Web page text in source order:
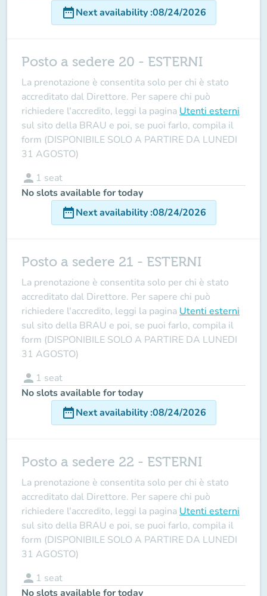
date_rangeNext availability:08/24/2026
Posto a sedere 20 - ESTERNI
La prenotazione è consentita solo per chi è stato
accreditato dal Direttore. Per sapere chi può
richiedere l'accredito, leggi la pagina Utenti esterni
sul sito della BRAU e poi, se puoi farlo, compila il
form (DISPONIBILE SOLO A PARTIRE DA LUNEDI
31 AGOSTO)
person 1 seat
No slots available for today
date_rangeNext availability:08/24/2026
Posto a sedere 21 - ESTERNI
La prenotazione è consentita solo per chi è stato
accreditato dal Direttore. Per sapere chi può
richiedere l'accredito, leggi la pagina Utenti esterni
sul sito della BRAU e poi, se puoi farlo, compila il
form (DISPONIBILE SOLO A PARTIRE DA LUNEDI
31 AGOSTO)
person 1 seat
No slots available for today
date_rangeNext availability:08/24/2026
Posto a sedere 22 - ESTERNI
La prenotazione è consentita solo per chi è stato
accreditato dal Direttore. Per sapere chi può
richiedere l'accredito, leggi la pagina Utenti esterni
sul sito della BRAU e poi, se puoi farlo, compila il
form (DISPONIBILE SOLO A PARTIRE DA LUNEDI
31 AGOSTO)
person 1 seat
No slots available for today